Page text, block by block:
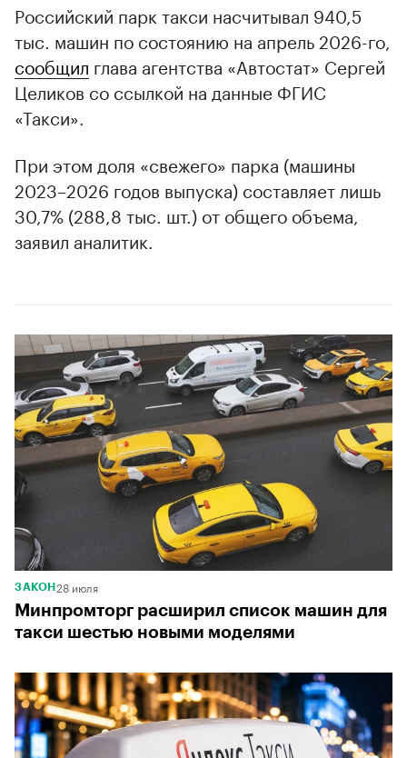
Российский парк такси насчитывал 940,5
тыс. машин по состоянию на апрель 2026-го,
сообщил глава агентства «Автостат» Сергей
Целиков со ссылкой на данные ФГИС
«Такси».
При этом доля «свежего» парка (машины
2023–2026 годов выпуска) составляет лишь
30,7% (288,8 тыс. шт.) от общего объема,
заявил аналитик.
00:00 / 00:00
ЗАКОН 28 июля
Минпромторг расширил список машин для
такси шестью новыми моделями